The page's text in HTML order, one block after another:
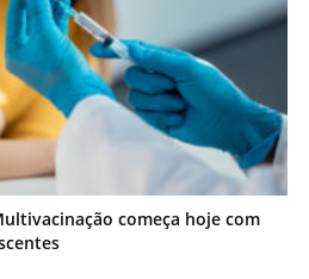
começa hoje com